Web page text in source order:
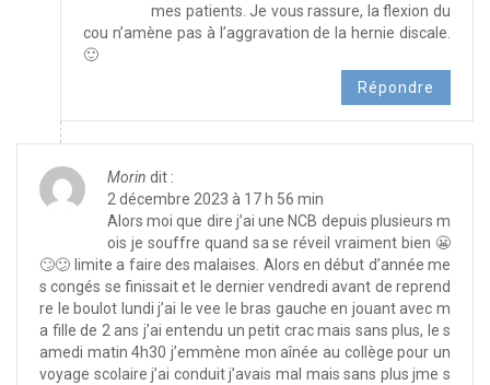
mes patients. Je vous rassure, la flexion du
cou n’amène pas à l’aggravation de la hernie discale.
🙂
Répondre
Morin dit :
2 décembre 2023 à 17 h 56 min
Alors moi que dire j’ai une NCB depuis plusieurs m
ois je souffre quand sa se réveil vraiment bien 😬
🙄😕 limite a faire des malaises. Alors en début d’année me
s congés se finissait et le dernier vendredi avant de reprend
re le boulot lundi j’ai le vee le bras gauche en jouant avec m
a fille de 2 ans j’ai entendu un petit crac mais sans plus, le s
amedi matin 4h30 j’emmène mon aînée au collège pour un
voyage scolaire j’ai conduit j’avais mal mais sans plus jme s